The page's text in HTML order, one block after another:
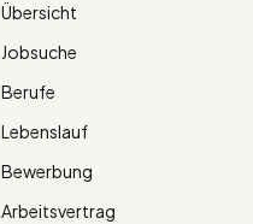
Übersicht
Jobsuche
Berufe
Lebenslauf
Bewerbung
Arbeitsvertrag